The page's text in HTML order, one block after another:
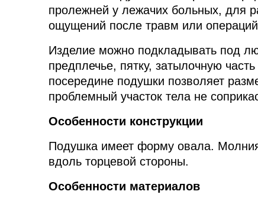
пролежней у лежачих больных, для
ощущений после травм или
Изделие можно подкладывать под
предплечье, пятку, затылочную
посередине подушки позволяет
проблемный участок тела не
Особенности конструкции
Подушка имеет форму овала.
вдоль торцевой стороны.
Особенности материалов